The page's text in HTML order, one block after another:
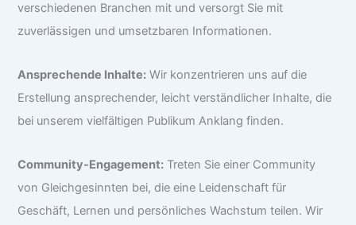
verschiedenen Branchen mit und versorgt Sie mit
zuverlässigen und umsetzbaren Informationen.
Ansprechende Inhalte: Wir konzentrieren uns auf die
Erstellung ansprechender, leicht verständlicher Inhalte, die
bei unserem vielfältigen Publikum Anklang finden.
Community-Engagement: Treten Sie einer Community
von Gleichgesinnten bei, die eine Leidenschaft für
Geschäft, Lernen und persönliches Wachstum teilen. Wir